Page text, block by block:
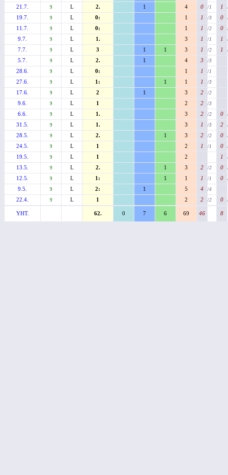
21.7. 9 L 2. 1 4 0 /1 1
19.7. 9 L 0: 1 1 /3 0
11.7. 9 L 0: 1 1 /2 0
9.7. 9 L 1. 3 1 /1 1
7.7. 9 L 3 1 1 3 1 /2 1
5.7. 9 L 2. 1 4 3 /3
28.6. 9 L 0: 1 1 /1
27.6. 9 L 1: 1 1 1 /3
17.6. 9 L 2 1 3 2 /2
9.6. 9 L 1 2 2 /3
6.6. 9 L 1. 3 2 /2 0
31.5. 9 L 1. 3 1 /3 2
28.5. 9 L 2. 1 3 2 /2 0
24.5. 9 L 1 2 1 /1 0
19.5. 9 L 1 2 1
13.5. 9 L 2. 1 3 2 /2 0
12.5. 9 L 1: 1 1 1 /1 0
9.5. 9 L 2: 1 5 4 /4
22.4. 9 L 1 2 2 /2 0
YHT. 62. 0 7 6 69 46 8